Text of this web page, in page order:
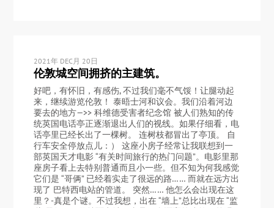
2021年 DEC月 20日
伦敦城空间拥挤的主建筑。
好吧，有怀旧，有感伤, 不过我们毫不气馁！让腿动起
来，继续游览伦敦！ 泰晤士河和议会。我们沿着河边
要去的地方—>> 科维德受害者纪念馆 被人们熟知的传
统英国电话亭正逐渐退出人们的视线。如果仔细看，电
话亭里已经长出了一棵树。 连树枝都冒出了亭顶。 自
行车安全停放点儿：） 这座小房子经常让我联想到一
部英国天才电影 “有关时间旅行的热门问题”。电影里那
座房子看上去特别普通而且小一些。但不知为何我感觉
它们是 “哥俩” 已经着实走了很远的路…… 而就在远方出
现了 巴特西电站的管道。 突然…… 他怎么会出现在这
里？-真是个谜。不过我想，出在 “墙上”总比出现在 “监